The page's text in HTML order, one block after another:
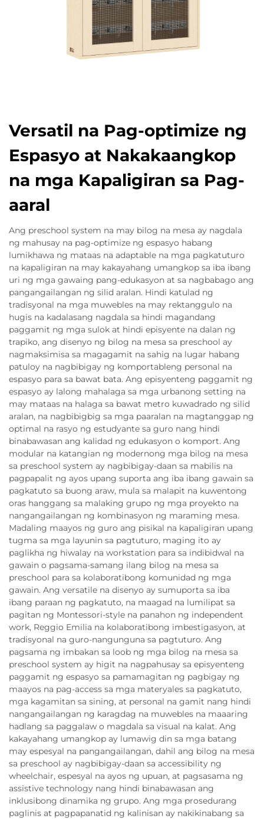
Versatil na Pag-optimize ng
Espasyo at Nakakaangkop
na mga Kapaligiran sa Pag-
aaral
Ang preschool system na may bilog na mesa ay nagdala
ng mahusay na pag-optimize ng espasyo habang
lumikhawa ng mataas na adaptable na mga pagkatuturo
na kapaligiran na may kakayahang umangkop sa iba ibang
uri ng mga gawaing pang-edukasyon at sa nagbabago ang
pangangailangan ng silid aralan. Hindi katulad ng
tradisyonal na mga muwebles na may rektanggulo na
hugis na kadalasang nagdala sa hindi magandang
paggamit ng mga sulok at hindi episyente na dalan ng
trapiko, ang disenyo ng bilog na mesa sa preschool ay
nagmaksimisa sa magagamit na sahig na lugar habang
patuloy na nagbibigay ng komportableng personal na
espasyo para sa bawat bata. Ang episyenteng paggamit ng
espasyo ay lalong mahalaga sa mga urbanong setting na
may mataas na halaga sa bawat metro kuwadrado ng silid
aralan, na nagbibigbig sa mga paaralan na magtanggap ng
optimal na rasyo ng estudyante sa guro nang hindi
binabawasan ang kalidad ng edukasyon o komport. Ang
modular na katangian ng modernong mga bilog na mesa
sa preschool system ay nagbibigay-daan sa mabilis na
pagpapalit ng ayos upang suporta ang iba ibang gawain sa
pagkatuto sa buong araw, mula sa malapit na kuwentong
oras hanggang sa malaking grupo ng mga proyekto na
nangangailangan ng kombinasyon ng maraming mesa.
Madaling maayos ng guro ang pisikal na kapaligiran upang
tugma sa mga layunin sa pagtuturo, maging ito ay
paglikha ng hiwalay na workstation para sa indibidwal na
gawain o pagsama-samang ilang bilog na mesa sa
preschool para sa kolaboratibong komunidad ng mga
gawain. Ang versatile na disenyo ay sumuporta sa iba
ibang paraan ng pagkatuto, na maagad na lumilipat sa
pagitan ng Montessori-style na panahon ng independent
work, Reggio Emilia na kolaboratibong imbestigasyon, at
tradisyonal na guro-nangunguna sa pagtuturo. Ang
pagsama ng imbakan sa loob ng mga bilog na mesa sa
preschool system ay higit na nagpahusay sa episyenteng
paggamit ng espasyo sa pamamagitan ng pagbigay ng
maayos na pag-access sa mga materyales sa pagkatuto,
mga kagamitan sa sining, at personal na gamit nang hindi
nangangailangan ng karagdag na muwebles na maaaring
hadlang sa paggalaw o magdala sa visual na kalat. Ang
kakayahang umangkop ay lumawig din sa mga batang
may espesyal na pangangailangan, dahil ang bilog na mesa
sa preschool ay nagbibigay-daan sa accessibility ng
wheelchair, espesyal na ayos ng upuan, at pagsasama ng
assistive technology nang hindi binabawasan ang
inklusibong dinamika ng grupo. Ang mga prosedurang
paglinis at pagpapanatid ng kalinisan ay nakikinabang sa